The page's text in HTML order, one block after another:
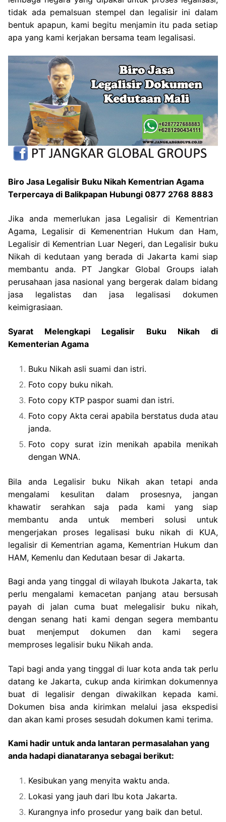
tidak ada pemalsuan stempel dan legalisir ini dalam
bentuk apapun, kami begitu menjamin itu pada setiap
apa yang kami kerjakan bersama team legalisasi.
Biro Jasa Legalisir Buku Nikah Kementrian Agama
Terpercaya di Balikpapan Hubungi 0877 2768 8883
Jika anda memerlukan jasa Legalisir di Kementrian
Agama, Legalisir di Kemenentrian Hukum dan Ham,
Legalisir di Kementrian Luar Negeri, dan Legalisir buku
Nikah di kedutaan yang berada di Jakarta kami siap
membantu anda. PT Jangkar Global Groups ialah
perusahaan jasa nasional yang bergerak dalam bidang
jasa legalistas dan jasa legalisasi dokumen
keimigrasiaan.
Syarat Melengkapi Legalisir Buku Nikah di
Kementerian Agama
Buku Nikah asli suami dan istri.
Foto copy buku nikah.
Foto copy KTP paspor suami dan istri.
Foto copy Akta cerai apabila berstatus duda atau
janda.
Foto copy surat izin menikah apabila menikah
dengan WNA.
Bila anda Legalisir buku Nikah akan tetapi anda
mengalami kesulitan dalam prosesnya, jangan
khawatir serahkan saja pada kami yang siap
membantu anda untuk memberi solusi untuk
mengerjakan proses legalisasi buku nikah di KUA,
legalisir di Kementrian agama, Kementrian Hukum dan
HAM, Kemenlu dan Kedutaan besar di Jakarta.
Bagi anda yang tinggal di wilayah Ibukota Jakarta, tak
perlu mengalami kemacetan panjang atau bersusah
payah di jalan cuma buat melegalisir buku nikah,
dengan senang hati kami dengan segera membantu
buat menjemput dokumen dan kami segera
memproses legalisir buku Nikah anda.
Tapi bagi anda yang tinggal di luar kota anda tak perlu
datang ke Jakarta, cukup anda kirimkan dokumennya
buat di legalisir dengan diwakilkan kepada kami.
Dokumen bisa anda kirimkan melalui jasa ekspedisi
dan akan kami proses sesudah dokumen kami terima.
Kami hadir untuk anda lantaran permasalahan yang
anda hadapi dianataranya sebagai berikut:
Kesibukan yang menyita waktu anda.
Lokasi yang jauh dari Ibu kota Jakarta.
Kurangnya info prosedur yang baik dan betul.